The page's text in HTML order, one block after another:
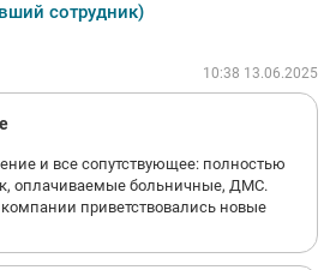
сотрудник)
10:38 13.06.2025
и все сопутствующее: полностью
оплачиваемые больничные, ДМС.
приветствовались новые